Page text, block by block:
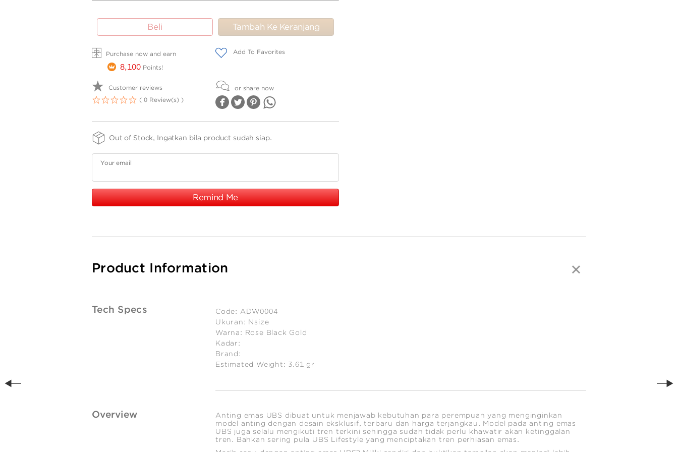
SIZE -
FINISHING
PURITY
Beli Tambah Ke Keranjang
Purchase now and earn
8,100 Points!
Customer reviews
( 0 Review(s) )
Add To Favorites
Add To Favorites
or share now
Out of Stock, Ingatkan bila product sudah siap.
Your email
Remind Me
Product Information
Tech Specs Code: ADW0004
Ukuran: Nsize
Warna: Rose Black Gold
Kadar:
Brand:
Estimated Weight: 3.61 gr
Overview
Anting emas UBS dibuat untuk menjawab kebutuhan para perempuan yang menginginkan
model anting dengan desain eksklusif, terbaru dan harga terjangkau. Model pada anting emas
UBS juga selalu mengikuti tren terkini sehingga sudah tidak perlu khawatir akan ketinggalan
tren. Bahkan sering pula UBS Lifestyle yang menciptakan tren perhiasan emas.